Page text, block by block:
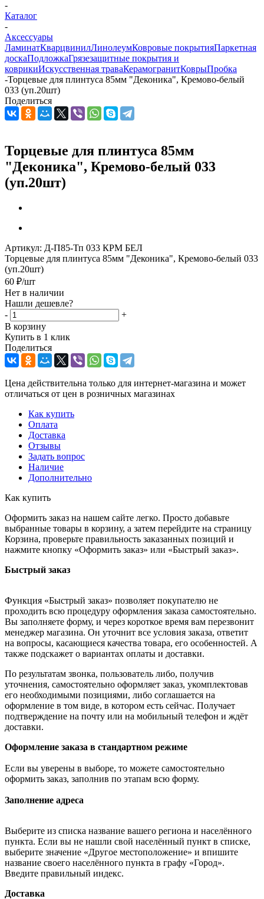
-
Каталог
-
Аксессуары
ЛаминатКварцвинилЛинолеумКовровые покрытияПаркетная
доскаПодложкаГрязезащитные покрытия и
коврикиИскусственная траваКерамогранитКоврыПробка
-Торцевые для плинтуса 85мм "Деконика", Кремово-белый
033 (уп.20шт)
Поделиться
Торцевые для плинтуса 85мм
"Деконика", Кремово-белый 033
(уп.20шт)
Артикул: Д-П85-Тп 033 КРМ БЕЛ
Торцевые для плинтуса 85мм "Деконика", Кремово-белый 033
(уп.20шт)
60 ₽/шт
Нет в наличии
Нашли дешевле?
-
+
В корзину
Купить в 1 клик
Поделиться
Цена действительна только для интернет-магазина и может
отличаться от цен в розничных магазинах
Как купить
Оплата
Доставка
Отзывы
Задать вопрос
Наличие
Дополнительно
Как купить
Оформить заказ на нашем сайте легко. Просто добавьте
выбранные товары в корзину, а затем перейдите на страницу
Корзина, проверьте правильность заказанных позиций и
нажмите кнопку «Оформить заказ» или «Быстрый заказ».
Быстрый заказ
Функция «Быстрый заказ» позволяет покупателю не
проходить всю процедуру оформления заказа самостоятельно.
Вы заполняете форму, и через короткое время вам перезвонит
менеджер магазина. Он уточнит все условия заказа, ответит
на вопросы, касающиеся качества товара, его особенностей. А
также подскажет о вариантах оплаты и доставки.
По результатам звонка, пользователь либо, получив
уточнения, самостоятельно оформляет заказ, укомплектовав
его необходимыми позициями, либо соглашается на
оформление в том виде, в котором есть сейчас. Получает
подтверждение на почту или на мобильный телефон и ждёт
доставки.
Оформление заказа в стандартном режиме
Если вы уверены в выборе, то можете самостоятельно
оформить заказ, заполнив по этапам всю форму.
Заполнение адреса
Выберите из списка название вашего региона и населённого
пункта. Если вы не нашли свой населённый пункт в списке,
выберите значение «Другое местоположение» и впишите
название своего населённого пункта в графу «Город».
Введите правильный индекс.
Доставка